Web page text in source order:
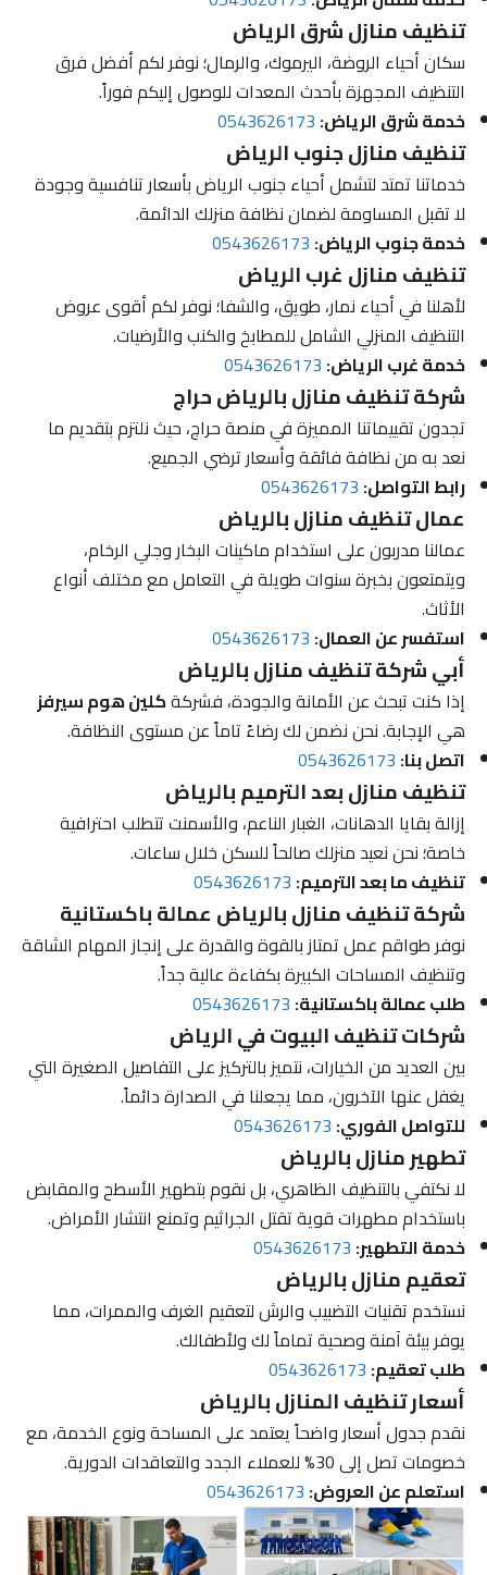
تنظيف منازل شرق الرياض
سكان أحياء الروضة، اليرموك، والرمال؛ نوفر لكم أفضل فرق
التنظيف المجهزة بأحدث المعدات للوصول إليكم فوراً.
خدمة شرق الرياض:0543626173
تنظيف منازل جنوب الرياض
خدماتنا تمتد لتشمل أحياء جنوب الرياض بأسعار تنافسية وجودة
لا تقبل المساومة لضمان نظافة منزلك الدائمة.
خدمة جنوب الرياض:0543626173
تنظيف منازل غرب الرياض
لأهلنا في أحياء نمار، طويق، والشفا؛ نوفر لكم أقوى عروض
التنظيف المنزلي الشامل للمطابخ والكنب والأرضيات.
خدمة غرب الرياض:0543626173
شركة تنظيف منازل بالرياض حراج
تجدون تقييماتنا المميزة في منصة حراج، حيث نلتزم بتقديم ما
نعد به من نظافة فائقة وأسعار ترضي الجميع.
رابط التواصل:0543626173
عمال تنظيف منازل بالرياض
عمالنا مدربون على استخدام ماكينات البخار وجلي الرخام،
ويتمتعون بخبرة سنوات طويلة في التعامل مع مختلف أنواع
الأثاث.
استفسر عن العمال:0543626173
أبي شركة تنظيف منازل بالرياض
إذا كنت تبحث عن الأمانة والجودة، فشركةكلين هوم سيرفز
هي الإجابة. نحن نضمن لك رضاءً تاماً عن مستوى النظافة.
اتصل بنا: 0543626173
تنظيف منازل بعد الترميم بالرياض
إزالة بقايا الدهانات، الغبار الناعم، والأسمنت تتطلب احترافية
خاصة؛ نحن نعيد منزلك صالحاً للسكن خلال ساعات.
تنظيف ما بعد الترميم:0543626173
شركة تنظيف منازل بالرياض عمالة باكستانية
نوفر طواقم عمل تمتاز بالقوة والقدرة على إنجاز المهام الشاقة
وتنظيف المساحات الكبيرة بكفاءة عالية جداً.
طلب عمالة باكستانية:0543626173
شركات تنظيف البيوت في الرياض
بين العديد من الخيارات، نتميز بالتركيز على التفاصيل الصغيرة التي
يغفل عنها الآخرون، مما يجعلنا في الصدارة دائماً.
للتواصل الفوري:0543626173
تطهير منازل بالرياض
لا نكتفي بالتنظيف الظاهري، بل نقوم بتطهير الأسطح والمقابض
باستخدام مطهرات قوية تقتل الجراثيم وتمنع انتشار الأمراض.
خدمة التطهير:0543626173
تعقيم منازل بالرياض
نستخدم تقنيات التضبيب والرش لتعقيم الغرف والممرات، مما
يوفر بيئة آمنة وصحية تماماً لك ولأطفالك.
طلب تعقيم:0543626173
أسعار تنظيف المنازل بالرياض
نقدم جدول أسعار واضحاً يعتمد على المساحة ونوع الخدمة، مع
خصومات تصل إلى 30% للعملاء الجدد والتعاقدات الدورية.
استعلم عن العروض:0543626173